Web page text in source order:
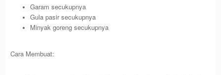
Garam secukupnya
Gula pasir secukupnya
Minyak goreng secukupnya
Cara Membuat: